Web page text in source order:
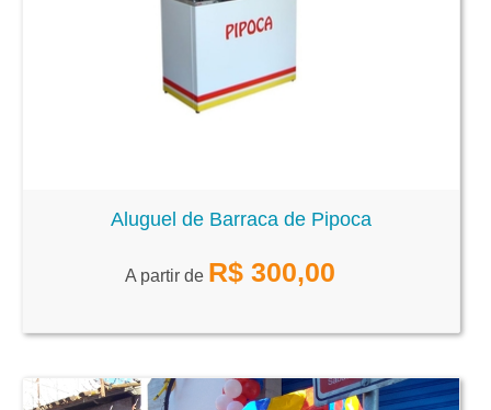
Aluguel de Barraca de Pipoca
A partir de R$ 300,00